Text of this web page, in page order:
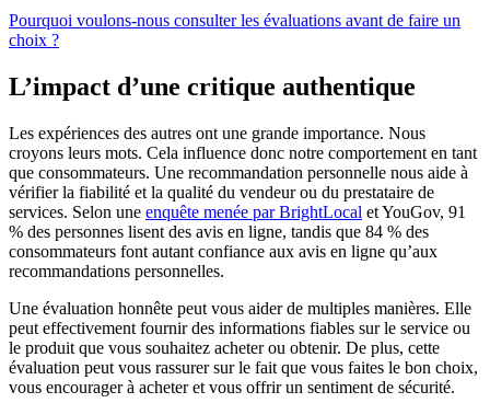
Pourquoi voulons-nous consulter les évaluations avant de faire un
choix ?
L’impact d’une critique authentique
Les expériences des autres ont une grande importance. Nous
croyons leurs mots. Cela influence donc notre comportement en tant
que consommateurs. Une recommandation personnelle nous aide à
vérifier la fiabilité et la qualité du vendeur ou du prestataire de
services. Selon une enquête menée par BrightLocal et YouGov, 91
% des personnes lisent des avis en ligne, tandis que 84 % des
consommateurs font autant confiance aux avis en ligne qu’aux
recommandations personnelles.
Une évaluation honnête peut vous aider de multiples manières. Elle
peut effectivement fournir des informations fiables sur le service ou
le produit que vous souhaitez acheter ou obtenir. De plus, cette
évaluation peut vous rassurer sur le fait que vous faites le bon choix,
vous encourager à acheter et vous offrir un sentiment de sécurité.